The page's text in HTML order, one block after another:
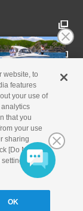
website, to
features
your use of
that you
your use
sharing
[Do Not Sell
settings on
OK